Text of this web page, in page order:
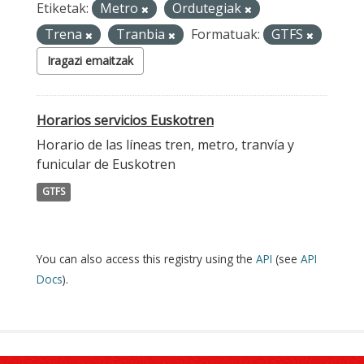
Etiketak: Metro
Ordutegiak
Trena
Tranbia Formatuak: GTFS
Iragazi emaitzak
Horarios servicios Euskotren
Horario de las líneas tren, metro, tranvía y
funicular de Euskotren
GTFS
You can also access this registry using the API (see API
Docs).